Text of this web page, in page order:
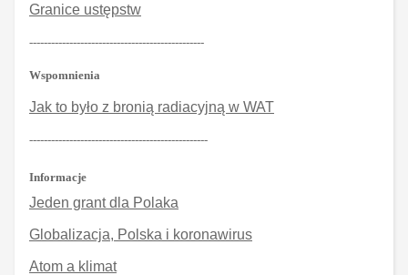
Granice ustępstw
------------------------------------------------
Wspomnienia
Jak to było z bronią radiacyjną w WAT
-------------------------------------------------
Informacje
Jeden grant dla Polaka
Globalizacja, Polska i koronawirus
Atom a klimat